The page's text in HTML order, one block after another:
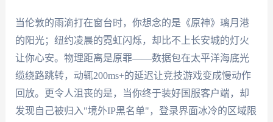
当伦敦的雨滴打在窗台时，你想念的是《原神》璃月港
的阳光；纽约凌晨的霓虹闪烁，却比不上长安城的灯火
让你心安。物理距离是原罪——数据包在太平洋海底光
缆绕路跳转，动辄200ms+的延迟让竞技游戏变成慢动作
回放。更令人沮丧的是，当你终于装好国服客户端，却
发现自己被归入"境外IP黑名单"，登录界面冰冷的区域限